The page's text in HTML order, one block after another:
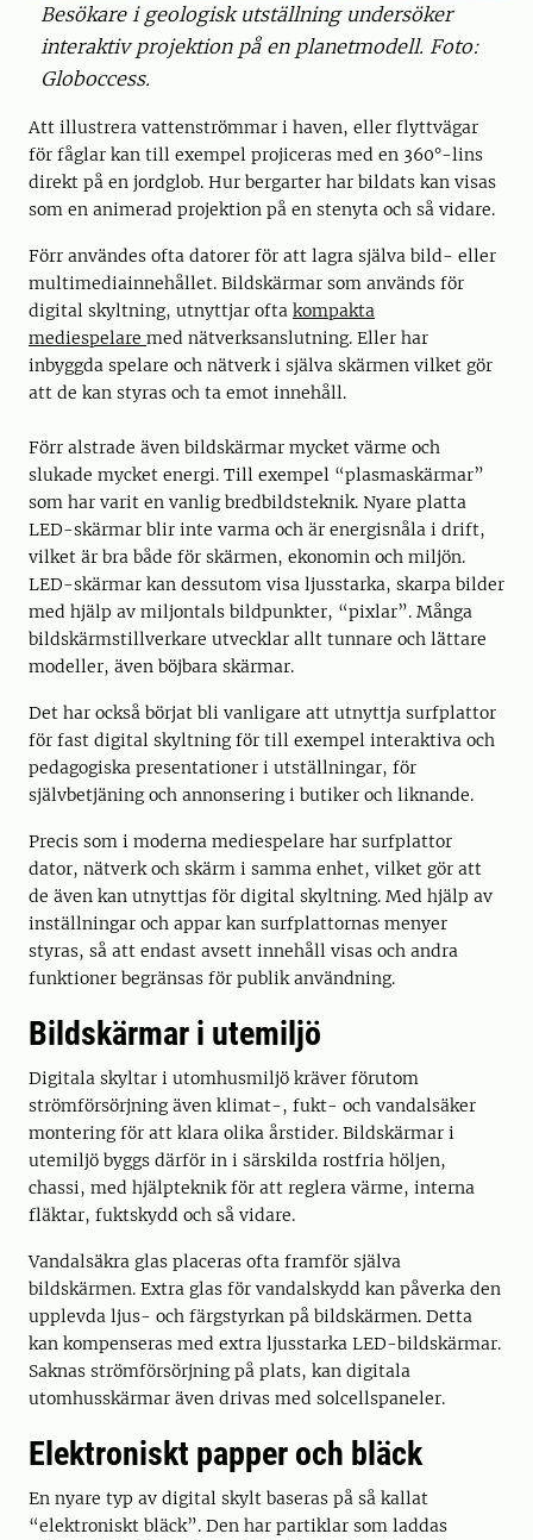
Besökare i geologisk utställning undersöker
interaktiv projektion på en planetmodell. Foto:
Globoccess.
Att illustrera vattenströmmar i haven, eller flyttvägar
för fåglar kan till exempel projiceras med en 360°-lins
direkt på en jordglob. Hur bergarter har bildats kan visas
som en animerad projektion på en stenyta och så vidare.
Förr användes ofta datorer för att lagra själva bild- eller
multimediainnehållet. Bildskärmar som används för
digital skyltning, utnyttjar ofta kompakta
mediespelare med nätverksanslutning. Eller har
inbyggda spelare och nätverk i själva skärmen vilket gör
att de kan styras och ta emot innehåll.
Förr alstrade även bildskärmar mycket värme och
slukade mycket energi. Till exempel “plasmaskärmar”
som har varit en vanlig bredbildsteknik. Nyare platta
LED-skärmar blir inte varma och är energisnåla i drift,
vilket är bra både för skärmen, ekonomin och miljön.
LED-skärmar kan dessutom visa ljusstarka, skarpa bilder
med hjälp av miljontals bildpunkter, “pixlar”. Många
bildskärmstillverkare utvecklar allt tunnare och lättare
modeller, även böjbara skärmar.
Det har också börjat bli vanligare att utnyttja surfplattor
för fast digital skyltning för till exempel interaktiva och
pedagogiska presentationer i utställningar, för
självbetjäning och annonsering i butiker och liknande.
Precis som i moderna mediespelare har surfplattor
dator, nätverk och skärm i samma enhet, vilket gör att
de även kan utnyttjas för digital skyltning. Med hjälp av
inställningar och appar kan surfplattornas menyer
styras, så att endast avsett innehåll visas och andra
funktioner begränsas för publik användning.
Bildskärmar i utemiljö
Digitala skyltar i utomhusmiljö kräver förutom
strömförsörjning även klimat-, fukt- och vandalsäker
montering för att klara olika årstider. Bildskärmar i
utemiljö byggs därför in i särskilda rostfria höljen,
chassi, med hjälpteknik för att reglera värme, interna
fläktar, fuktskydd och så vidare.
Vandalsäkra glas placeras ofta framför själva
bildskärmen. Extra glas för vandalskydd kan påverka den
upplevda ljus- och färgstyrkan på bildskärmen. Detta
kan kompenseras med extra ljusstarka LED-bildskärmar.
Saknas strömförsörjning på plats, kan digitala
utomhusskärmar även drivas med solcellspaneler.
Elektroniskt papper och bläck
En nyare typ av digital skylt baseras på så kallat
“elektroniskt bläck”. Den har partiklar som laddas